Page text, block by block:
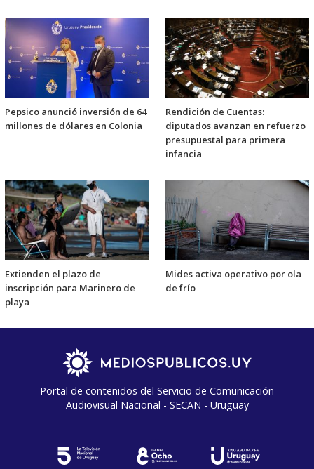
Pepsico anunció inversión de 64
millones de dólares en Colonia
Rendición de Cuentas:
diputados avanzan en refuerzo
presupuestal para primera
infancia
Extienden el plazo de
inscripción para Marinero de
playa
Mides activa operativo por ola
de frío
Portal de contenidos del Servicio de Comunicación
Audiovisual Nacional - SECAN - Uruguay